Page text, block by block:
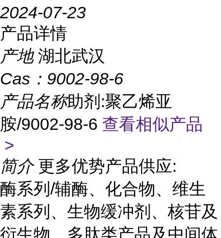
2024-07-23
产品详情
产地 湖北武汉
Cas： 9002-98-6
产品名称助剂:聚乙烯亚
胺/9002-98-6 查看相似产品
>
简介 更多优势产品供应:
酶系列/辅酶、化合物、维生
素系列、生物缓冲剂、核苷及
衍生物、多肽类产品及中间体